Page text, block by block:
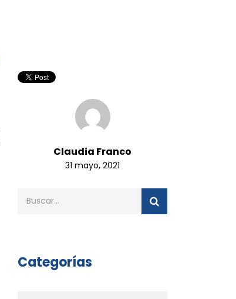
Claudia Franco
31 mayo, 2021
Categorías